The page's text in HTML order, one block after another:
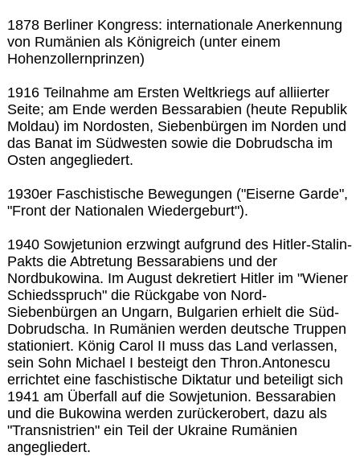
1878 Berliner Kongress: internationale Anerkennung
von Rumänien als Königreich (unter einem
Hohenzollernprinzen)
1916 Teilnahme am Ersten Weltkriegs auf alliierter
Seite; am Ende werden Bessarabien (heute Republik
Moldau) im Nordosten, Siebenbürgen im Norden und
das Banat im Südwesten sowie die Dobrudscha im
Osten angegliedert.
1930er Faschistische Bewegungen ("Eiserne Garde",
"Front der Nationalen Wiedergeburt").
1940 Sowjetunion erzwingt aufgrund des Hitler-Stalin-
Pakts die Abtretung Bessarabiens und der
Nordbukowina. Im August dekretiert Hitler im "Wiener
Schiedsspruch" die Rückgabe von Nord-
Siebenbürgen an Ungarn, Bulgarien erhielt die Süd-
Dobrudscha. In Rumänien werden deutsche Truppen
stationiert. König Carol II muss das Land verlassen,
sein Sohn Michael I besteigt den Thron.Antonescu
errichtet eine faschistische Diktatur und beteiligt sich
1941 am Überfall auf die Sowjetunion. Bessarabien
und die Bukowina werden zurückerobert, dazu als
"Transnistrien" ein Teil der Ukraine Rumänien
angegliedert.